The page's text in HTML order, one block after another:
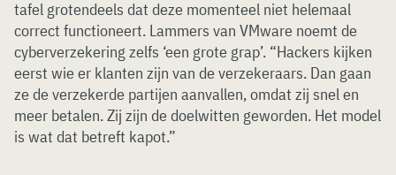
tafel grotendeels dat deze momenteel niet helemaal
correct functioneert. Lammers van VMware noemt de
cyberverzekering zelfs ‘een grote grap’. “Hackers kijken
eerst wie er klanten zijn van de verzekeraars. Dan gaan
ze de verzekerde partijen aanvallen, omdat zij snel en
meer betalen. Zij zijn de doelwitten geworden. Het model
is wat dat betreft kapot.”